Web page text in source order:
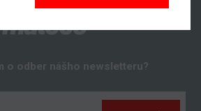
o odber nášho newsletteru?